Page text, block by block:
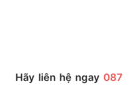
Hãy liên hệ ngay 087